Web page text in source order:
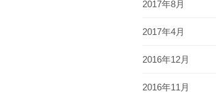
2017年8月
2017年4月
2016年12月
2016年11月